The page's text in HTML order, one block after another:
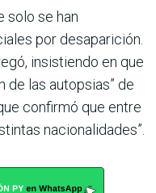
solo se han
por desaparición.
insistiendo en que
de las autopsias” de
confirmó que entre
nacionalidades”.